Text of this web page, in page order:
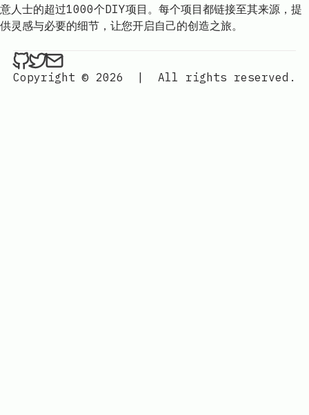
意人士的超过1000个DIY项目。每个项目都链接至其来源，提
供灵感与必要的细节，让您开启自己的创造之旅。
ethan4768 on Github
ethan4768 on Twitter
Send an email to
Copyright © 2026
| All rights reserved.